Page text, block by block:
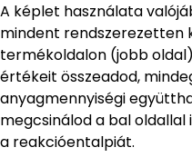
A képlet használata
mindent rendszerezetten
termékoldalon (jobb
értékeit összeadod,
anyagmennyiségi
megcsinálod a bal oldallal
a reakcióentalpiát.